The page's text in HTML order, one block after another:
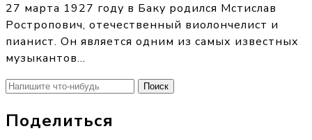
27 марта 1927 году в Баку родился Мстислав
Ростропович, отечественный виолончелист и
пианист. Он является одним из самых известных
музыкантов…
Найти:
Поделиться